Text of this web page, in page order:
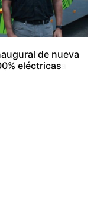
por crisis
salida